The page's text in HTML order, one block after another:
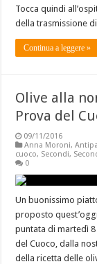
Tocca quindi
della trasmissione
Continua a leggere »
Olive alla
Prova del
09/11/2016
Anna Moroni,
cuoco, Secondi,
0
Un buonissimo
proposto
puntata di martedì
del Cuoco, dalla
della ricetta delle